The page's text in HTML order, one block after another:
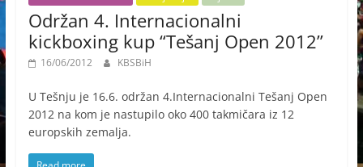
Održan 4. Internacionalni
kickboxing kup “Tešanj Open 2012”
16/06/2012 KBSBiH
U Tešnju je 16.6. održan 4.Internacionalni Tešanj Open
2012 na kom je nastupilo oko 400 takmičara iz 12
europskih zemalja.